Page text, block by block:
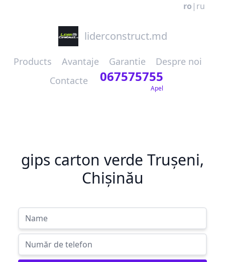
ro | ru
liderconstruct.md
Products Avantaje Garantie
Despre noi
Contacte
067575755
Apel
gips carton verde Trușeni,
Chișinău